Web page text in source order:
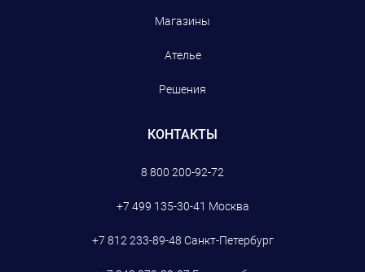
Магазины
Ателье
Решения
КОНТАКТЫ
8 800 200-92-72
+7 499 135-30-41 Москва
+7 812 233-89-48 Санкт-Петербург